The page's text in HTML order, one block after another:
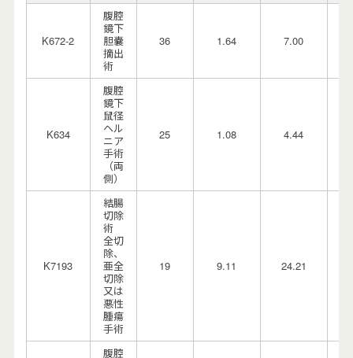
K672-2
腹腔
鏡下
胆嚢
摘出
術
36 1.64 7.00
K634
腹腔
鏡下
鼠径
ヘル
ニア
手術
（両
側）
25 1.08 4.44
K7193
結腸
切除
術
全切
除、
亜全
切除
又は
悪性
腫瘍
手術
19 9.11 24.21
腹腔